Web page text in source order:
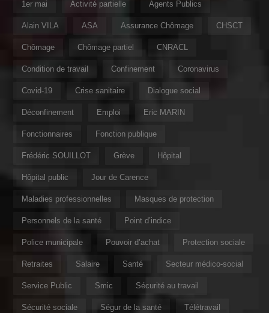
1er mai Activité partielle Agents Publics
Alain VILA ASA Assurance Chômage CHSCT
Chômage Chômage partiel CNRACL
Condition de travail Confinement Coronavirus
Covid-19 Crise sanitaire Dialogue social
Déconfinement Emploi Eric MARIN
Fonctionnaires Fonction publique
Frédéric SOUILLOT Grève Hôpital
Hôpital public Jour de Carence
Maladies professionnelles Masques de protection
Personnels de la santé Point d’indice
Police municipale Pouvoir d’achat Protection sociale
Retraites Salaire Santé Secteur médico-social
Service Public Smic Sécurité au travail
Sécurité sociale Ségur de la santé Télétravail